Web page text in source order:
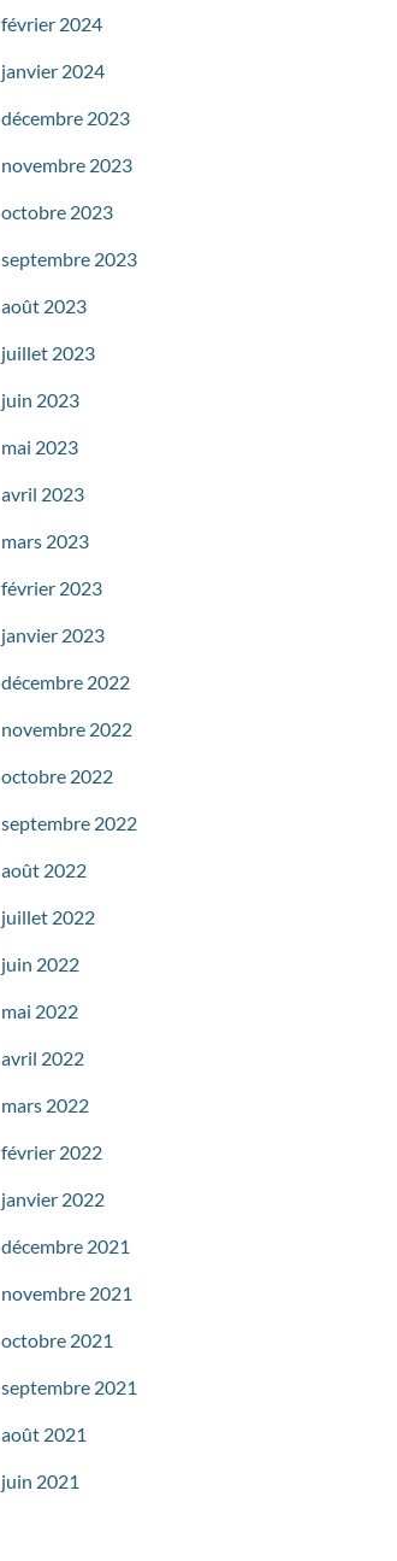
février 2024
janvier 2024
décembre 2023
novembre 2023
octobre 2023
septembre 2023
août 2023
juillet 2023
juin 2023
mai 2023
avril 2023
mars 2023
février 2023
janvier 2023
décembre 2022
novembre 2022
octobre 2022
septembre 2022
août 2022
juillet 2022
juin 2022
mai 2022
avril 2022
mars 2022
février 2022
janvier 2022
décembre 2021
novembre 2021
octobre 2021
septembre 2021
août 2021
juin 2021